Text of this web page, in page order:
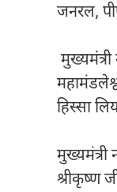
जनरल,
हिस्सा
मुख्यमंत्री
श्रीकृष्ण